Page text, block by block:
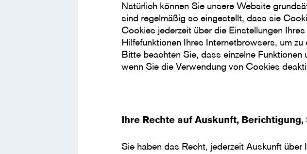
Natürlich können Sie unsere Website
sind regelmäßig so eingestellt, dass sie
Cookies jederzeit über die Einstellungen
Hilfefunktionen Ihres Internetbrowsers, um
Bitte beachten Sie, dass einzelne
wenn Sie die Verwendung von Cookies
Ihre Rechte auf Auskunft,
Sie haben das Recht, jederzeit Auskunft